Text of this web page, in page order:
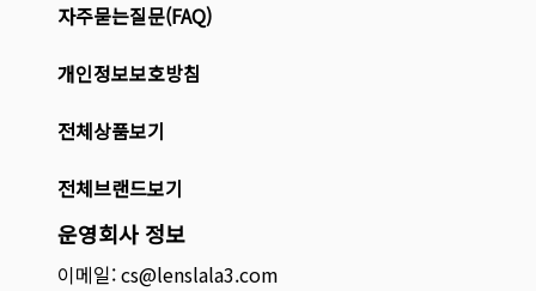
자주묻는질문(FAQ)
개인정보보호방침
전체상품보기
전체브랜드보기
운영회사 정보
이메일: cs@lenslala3.com